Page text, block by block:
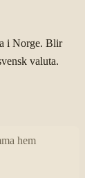
i Norge. Blir
valuta.
hem